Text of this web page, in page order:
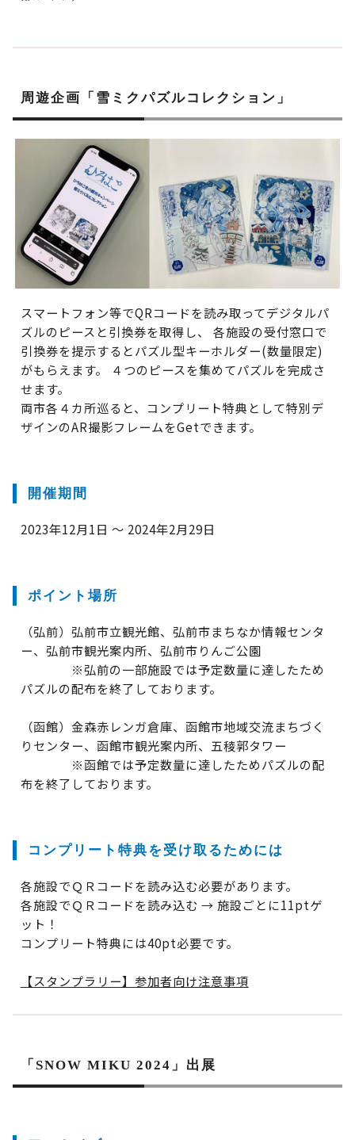
周遊企画「雪ミクパズルコレクション」
スマートフォン等でQRコードを読み取ってデジタルパ
ズルのピースと引換券を取得し、 各施設の受付窓口で
引換券を提示するとパズル型キーホルダー(数量限定)
がもらえます。 ４つのピースを集めてパズルを完成さ
せます。
両市各４カ所巡ると、コンプリート特典として特別デ
ザインのAR撮影フレームをGetできます。
開催期間
2023年12月1日 ～ 2024年2月29日
ポイント場所
（弘前）弘前市立観光館、弘前市まちなか情報センタ
ー、弘前市観光案内所、弘前市りんご公園
※弘前の一部施設では予定数量に達したため
パズルの配布を終了しております。
（函館）金森赤レンガ倉庫、函館市地域交流まちづく
りセンター、函館市観光案内所、五稜郭タワー
※函館では予定数量に達したためパズルの配
布を終了しております。
コンプリート特典を受け取るためには
各施設でＱＲコードを読み込む必要があります。
各施設でＱＲコードを読み込む → 施設ごとに11ptゲ
ット！
コンプリート特典には40pt必要です。
【スタンプラリー】参加者向け注意事項
「SNOW MIKU 2024」出展